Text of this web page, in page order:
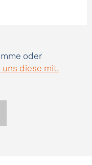
oder
uns diese mit.